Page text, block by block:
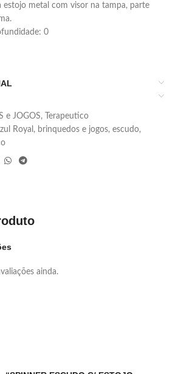
estojo metal com visor na tampa, parte
0
e JOGOS,
Terapeutico
Royal , brinquedos e jogos, escudo,
ainda.